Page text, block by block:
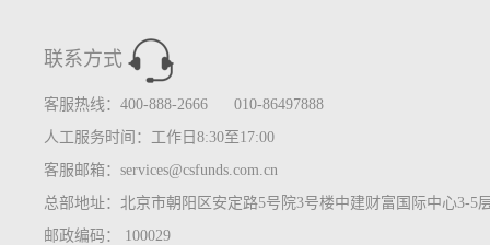
联系方式
客服热线：400-888-2666 010-86497888
人工服务时间：工作日8:30至17:00
客服邮箱：services@csfunds.com.cn
总部地址：北京市朝阳区安定路5号院3号楼中建财富国际中心3-5
邮政编码： 100029